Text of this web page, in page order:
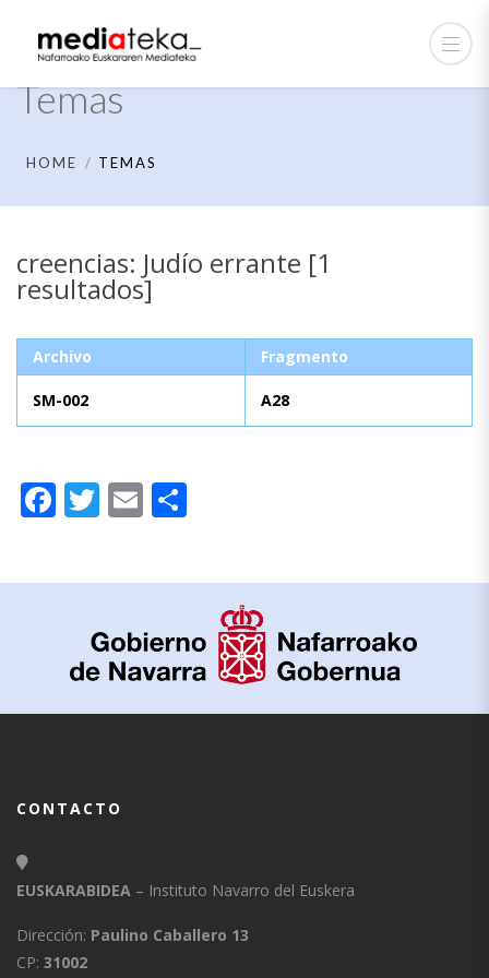
Temas
HOME TEMAS
creencias: Judío errante [1
resultados]
Archivo Fragmento
SM-002 A28
Facebook
Twitter
Email
CONTACTO
EUSKARABIDEA – Instituto Navarro del Euskera
Dirección: Paulino Caballero 13
CP: 31002